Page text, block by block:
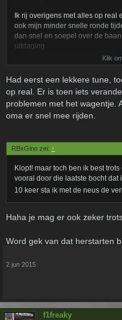
Ik rij overigens met alles op real
ook mijn minder snelle ronde
dan snel en soepel over de
uitdaging.
Vanavond kan ik er al weer niet
vervangen vandaag en
transferen. Dag race avondje.....
Klik
Had eerst een lekkere tune,
op real. Er is toen iets
problemen met het wagentje.
oma er snel mee rijden.
RBxGino zei: ↑
Klopt! maar toch ben ik best trots
vooral door die laatste bocht dat
10 keer sta ik met de neus de
Haha je mag er ook zeker
Word gek van dat herstarten
2 jun 2015
f1freaky